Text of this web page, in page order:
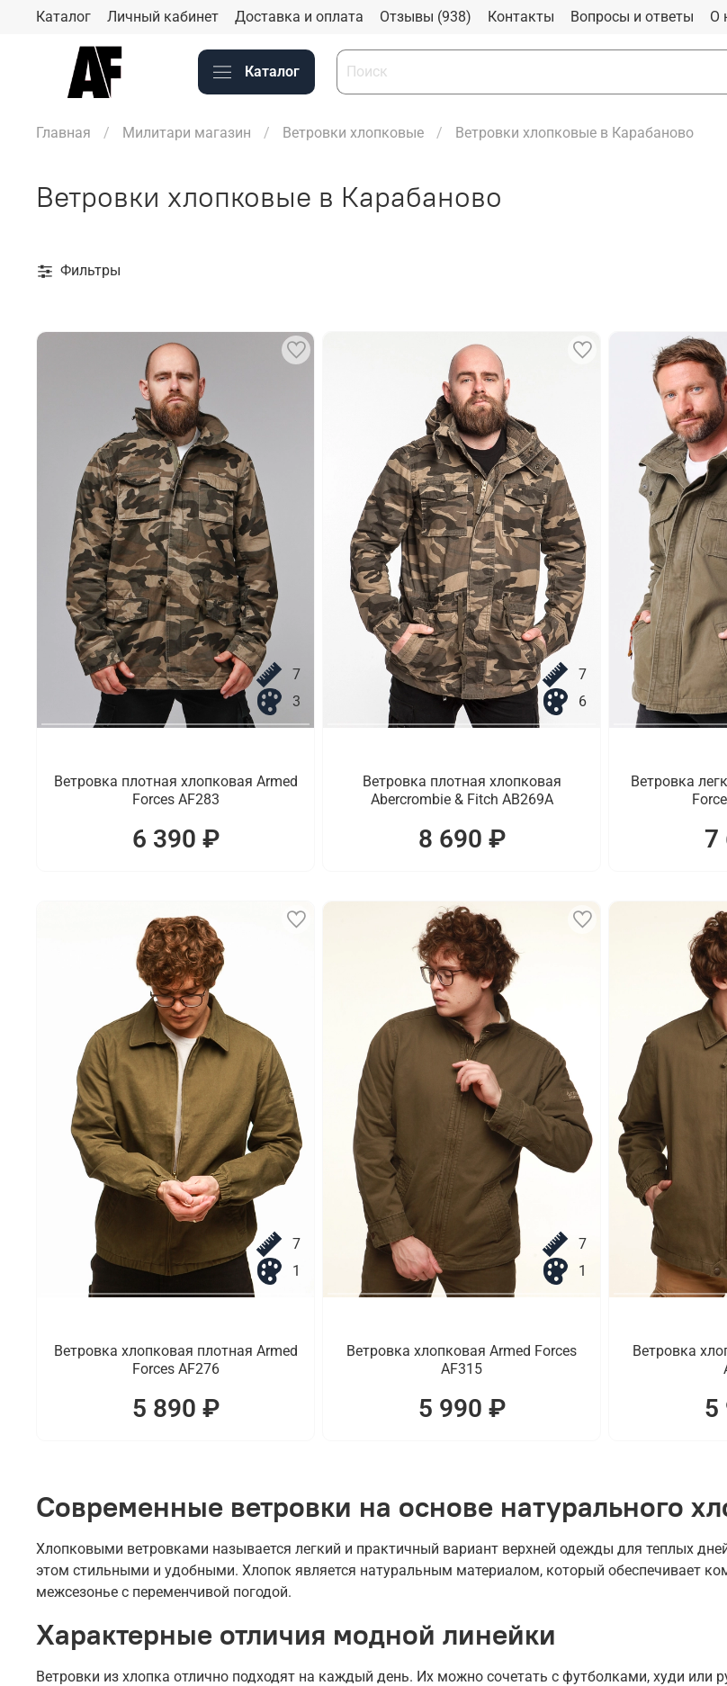
Каталог Личный кабинет Доставка и оплата Отзывы (938) Контакты Вопросы и ответы О
Каталог
Главная Милитари магазин Ветровки хлопковые Ветровки хлопковые в Карабаново
Ветровки хлопковые в Карабаново
Фильтры
7
3
Ветровка плотная хлопковая Armed
Forces AF283
6 390 ₽
7
6
Ветровка плотная хлопковая
Abercrombie & Fitch AB269A
8 690 ₽
Ветровка
7
7
1
Ветровка хлопковая плотная Armed
Forces AF276
5 890 ₽
7
1
Ветровка хлопковая Armed Forces
AF315
5 990 ₽
Ветровка
5
Современные ветровки на основе натурального
Хлопковыми ветровками называется легкий и практичный вариант верхней одежды для теплых
этом стильными и удобными. Хлопок является натуральным материалом, который обеспечивает
межсезонье с переменчивой погодой.
Характерные отличия модной линейки
Ветровки из хлопка отлично подходят на каждый день. Их можно сочетать с футболками, худи